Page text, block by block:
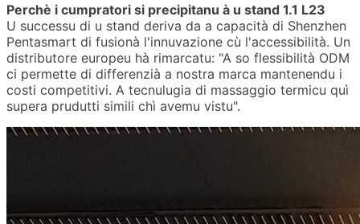
Perchè i cumpratori si precipitanu à u stand 1.1 L23
U successu di u stand deriva da a capacità di Shenzhen
Pentasmart di fusionà l'innuvazione cù l'accessibilità. Un
distributore europeu hà rimarcatu: "A so flessibilità ODM
ci permette di differenzià a nostra marca mantenendu i
costi competitivi. A tecnulugia di massaggio termicu quì
supera prudutti simili chì avemu vistu".